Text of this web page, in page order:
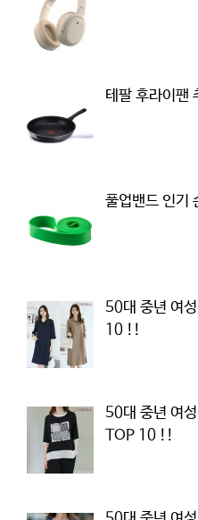
테팔 후라이팬
풀업밴드 인기
50대 중년 여
10 !!
50대 중년 여
TOP 10 !!